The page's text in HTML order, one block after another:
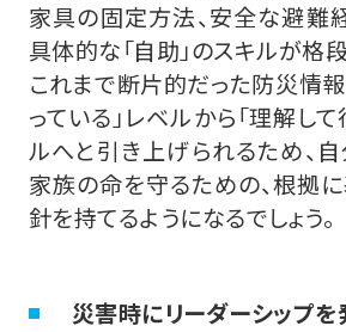
家具の固定方法、安全な避難
具体的な「自助」のスキルが格
これまで断片的だった防災情報
っている」レベルから「理解し
ルへと引き上げられるため、
家族の命を守るための、根拠
針を持てるようになるでしょう。
災害時にリーダーシップを